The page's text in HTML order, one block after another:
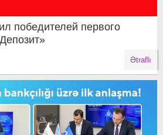
победителей первого
Ətraflı